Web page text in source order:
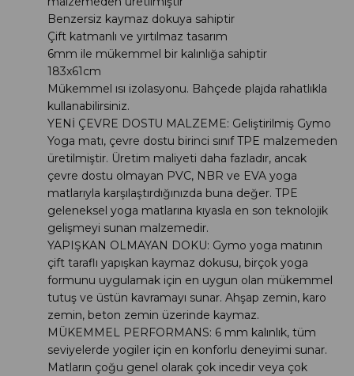
Benzersiz kaymaz dokuya sahiptir
Çift katmanlı ve yırtılmaz tasarım
6mm ile mükemmel bir kalınlığa sahiptir
183x61cm
Mükemmel ısı izolasyonu. Bahçede plajda rahatlıkla
kullanabilirsiniz.
YENİ ÇEVRE DOSTU MALZEME: Geliştirilmiş Gymo
Yoga matı, çevre dostu birinci sınıf TPE malzemeden
üretilmiştir. Üretim maliyeti daha fazladır, ancak
çevre dostu olmayan PVC, NBR ve EVA yoga
matlarıyla karşılaştırdığınızda buna değer. TPE
geleneksel yoga matlarına kıyasla en son teknolojik
gelişmeyi sunan malzemedir.
YAPIŞKAN OLMAYAN DOKU: Gymo yoga matının
çift taraflı yapışkan kaymaz dokusu, birçok yoga
formunu uygulamak için en uygun olan mükemmel
tutuş ve üstün kavramayı sunar. Ahşap zemin, karo
zemin, beton zemin üzerinde kaymaz.
MÜKEMMEL PERFORMANS: 6 mm kalınlık, tüm
seviyelerde yogiler için en konforlu deneyimi sunar.
Matların çoğu genel olarak çok incedir veya çok